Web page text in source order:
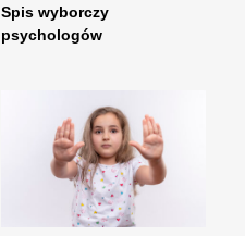
Spis wyborczy
psychologów